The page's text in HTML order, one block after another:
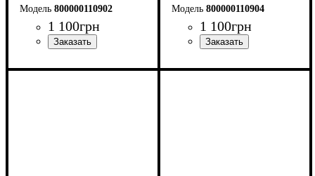
800000110902
1 100грн
800000110904
1 100грн